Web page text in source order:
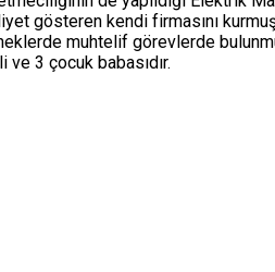
gösteren kendi firmasını
muhtelif görevlerde
3 çocuk babasıdır.